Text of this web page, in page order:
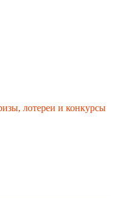
лотереи и конкурсы